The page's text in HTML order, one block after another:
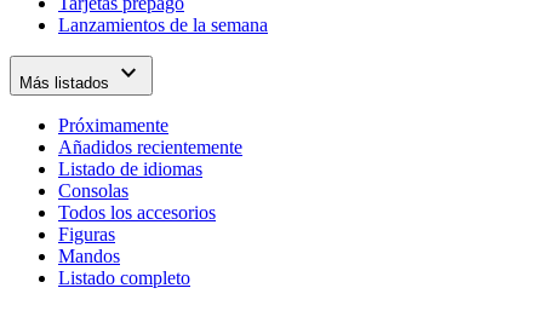
Lanzamientos de la semana
Más listados expand_more
Próximamente
Añadidos recientemente
Listado de idiomas
Consolas
Todos los accesorios
Figuras
Mandos
Listado completo